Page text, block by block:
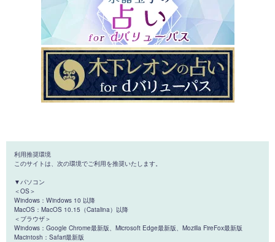
利用推奨環境
このサイトは、次の環境でご利用を推奨いたします。
▼パソコン
＜OS＞
Windows：Windows 10 以降
MacOS：MacOS 10.15（Catalina）以降
＜ブラウザ＞
Windows：Google Chrome最新版、Microsoft Edge最新版、Mozilla FireFox最新版
Macintosh：Safari最新版